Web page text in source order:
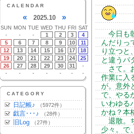
CALENDAR
« 2025.10 »
SUN MON TUE WED THU FRI SAT
-
- - 1 2 3
4
5
6 7 8 9 10
11
12
13 14 15 16 17
18
19
20 21 22 23 24
25
26
27 28 29 30 31
-
-
- - - - - -
CATEGORY
日記帳♪ （5972件）
戯言･･･♪ （28件）
旧Log （27件）
今日も
んだりっ
り立つと
と違うパ
さて。
作業に入
が。意外
で、やる
いわゆる
かね？本
退散。
少々。で